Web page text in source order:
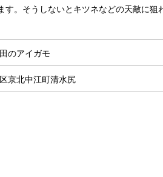
。そうしないとキツネなどの天敵に狙
のアイガモ
京北中江町清水尻